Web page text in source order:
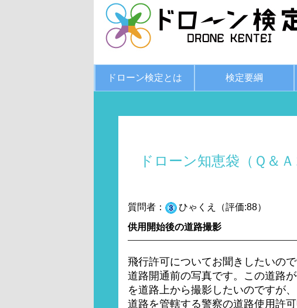
ドローン検定とは 検定要綱
ドローン知恵袋（Ｑ＆
質問者：
ひゃくえ（評価:88）
供用開始後の道路撮影
飛行許可についてお聞きしたいの
道路開通前の写真です。この道路
を道路上から撮影したいのですが
道路を管轄する警察の道路使用許